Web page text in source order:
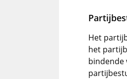
Het
het
bindende